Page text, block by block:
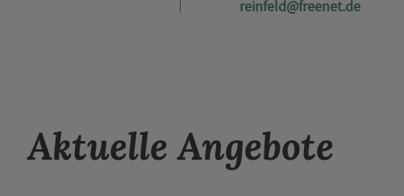
reinfeld@freenet.de
Aktuelle Angebote